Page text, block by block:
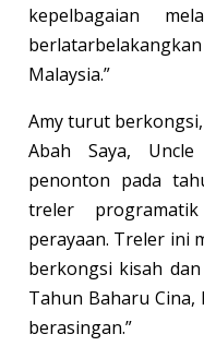
kepelbagaian
Malaysia.”
Amy turut
Abah Saya,
penonton pada
treler
perayaan. Treler ini
berkongsi kisah
Tahun Baharu Cina,
berasingan.”